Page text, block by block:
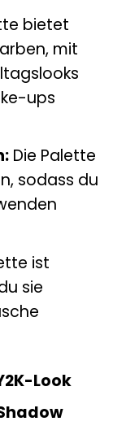
bietet
mit
ups
Die Palette
sodass du
ist
sie
Look